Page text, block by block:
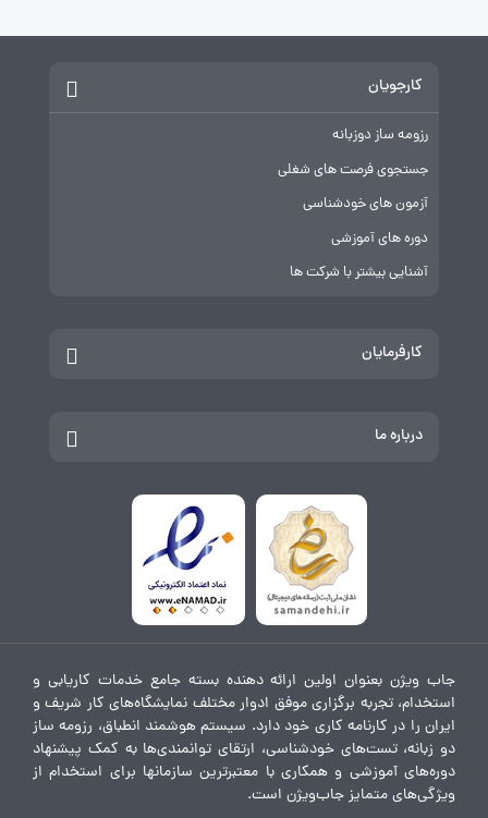
کارجویان
رزومه ساز دوزبانه
جستجوی فرصت های شغلی
آزمون های خودشناسی
دوره های آموزشی
آشنایی بیشتر با شرکت ها
کارفرمایان
درباره ما
جاب ویژن بعنوان اولین ارائه دهنده بسته جامع خدمات کاریابی و
استخدام، تجربه برگزاری موفق ادوار مختلف نمایشگاه‌های کار شریف و
ایران را در کارنامه کاری خود دارد. سیستم هوشمند انطباق، رزومه ساز
دو زبانه، تست‌های خودشناسی، ارتقای توانمندی‌ها به کمک پیشنهاد
دوره‌های آموزشی و همکاری با معتبرترین سازمانها برای استخدام از
ویژگی‌های متمایز جاب‌ویژن است.